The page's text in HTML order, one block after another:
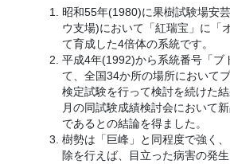
昭和55年(1980)に果樹試験場安
ウ支場)において「紅瑞宝」に「
て育成した4倍体の系統です。
平成4年(1992)から系統番号「ブ
て、全国34か所の場所において
検定試験を行って検討を続けた
月の同試験成績検討会において
であるとの結論を得ました。
樹勢は「巨峰」と同程度で強く
除を行えば、目立った病害の発